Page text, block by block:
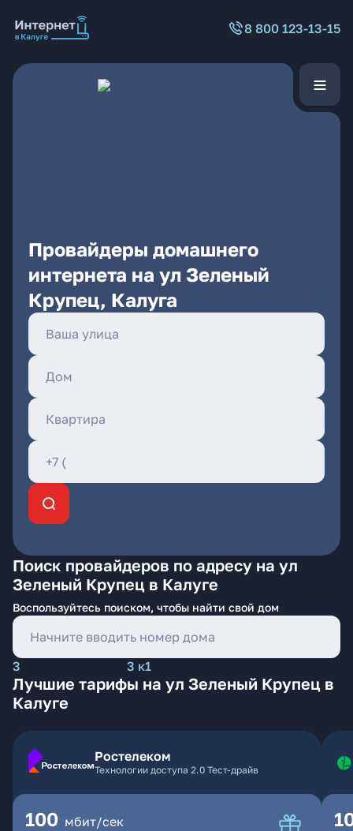
8 800 123-13-15
Провайдеры домашнего
интернета на ул Зеленый
Крупец, Калуга
Поиск провайдеров по адресу на ул
Зеленый Крупец в Калуге
Воспользуйтесь поиском, чтобы найти свой дом
3 3 к1
Лучшие тарифы на ул Зеленый Крупец в
Калуге
Ростелеком
Технологии доступа 2.0 Тест-драйв
100 мбит/сек